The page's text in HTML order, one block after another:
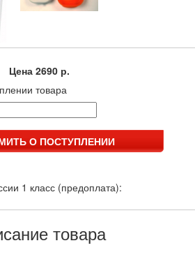
Цена 2690 р.
товара
1 класс (предоплата):
товара